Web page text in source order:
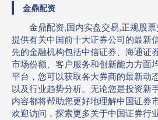
金鼎配资
金鼎配资,国内实盘交易,正规股
提供有关中国前十大证券公司的最新
先的金融机构包括中信证券、海通证
市场份额、客户服务和创新能力方面
平台，您可以获取各大券商的最新动
以及行业趋势分析。无论您是投资新
内容都将帮助您更好地理解中国证券
欢迎访问，探索更多关于中国证券行